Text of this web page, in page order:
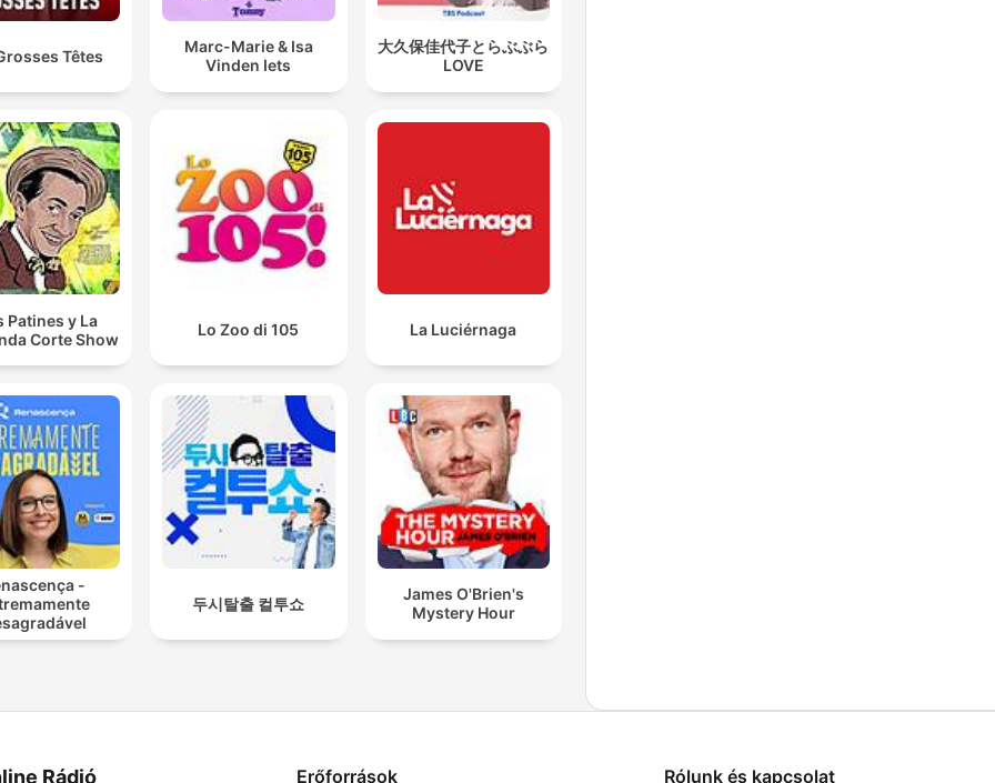
Têtes
Marc-Marie & Isa
Vinden Iets
大久保佳代子とらぶぶら
LOVE
Patines y La
Corte Show
Lo Zoo di 105 La Luciérnaga
-
두시탈출 컬투쇼
James O'Brien's
Mystery Hour
Rádió Erőforrások Rólunk és kapcsolat